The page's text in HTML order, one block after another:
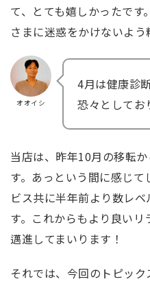
て、とても嬉しかったで
さまに迷惑をかけないよう
オオイシ
4月は健康診
恐々としてお
当店は、昨年10月の移転
す。あっという間に感じ
ビス共に半年前より数レ
す。これからもより良い
邁進してまいります！
それでは、今回のトピック